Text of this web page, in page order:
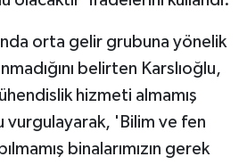
orta gelir grubuna yönelik
belirten Karslıoğlu,
hizmeti almamış
vurgulayarak, 'Bilim ve fen
binalarımızın gerek